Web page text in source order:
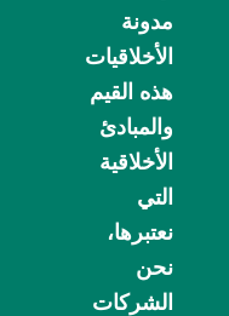
مدونة
الأخلاقيات
هذه القيم
والمبادئ
الأخلاقية
التي
نعتبرها،
نحن
الشركات